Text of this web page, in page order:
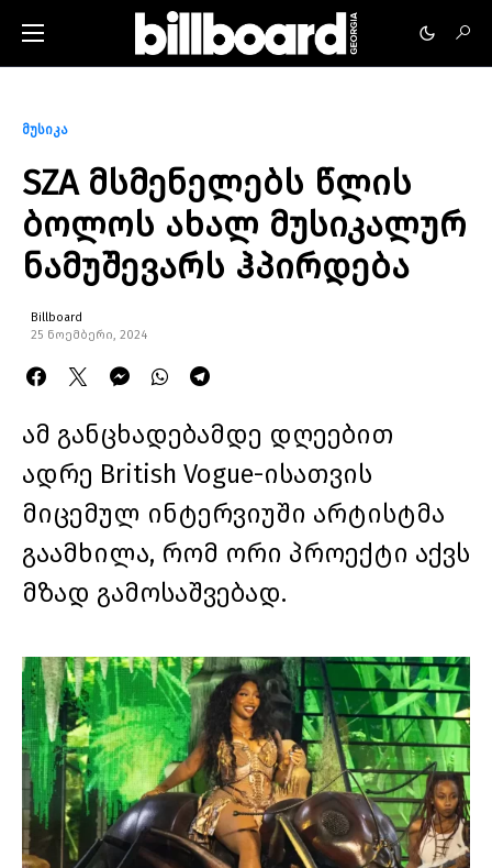
მუსიკა
SZA მსმენელებს წლის
ბოლოს ახალ მუსიკალურ
ნამუშევარს ჰპირდება
Billboard
25 ნოემბერი, 2024
ამ განცხადებამდე დღეებით
ადრე British Vogue-ისათვის
მიცემულ ინტერვიუში არტისტმა
გაამხილა, რომ ორი პროექტი აქვს
მზად გამოსაშვებად.